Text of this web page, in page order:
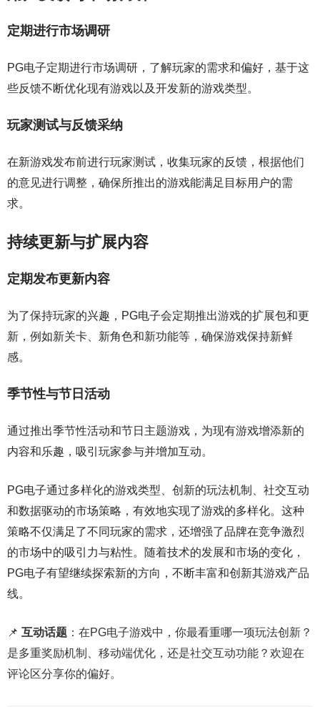
定期进行市场调研
PG电子定期进行市场调研，了解玩家的需求和偏好，基于这
些反馈不断优化现有游戏以及开发新的游戏类型。
玩家测试与反馈采纳
在新游戏发布前进行玩家测试，收集玩家的反馈，根据他们
的意见进行调整，确保所推出的游戏能满足目标用户的需
求。
持续更新与扩展内容
定期发布更新内容
为了保持玩家的兴趣，PG电子会定期推出游戏的扩展包和更
新，例如新关卡、新角色和新功能等，确保游戏保持新鲜
感。
季节性与节日活动
通过推出季节性活动和节日主题游戏，为现有游戏增添新的
内容和乐趣，吸引玩家参与并增加互动。
PG电子通过多样化的游戏类型、创新的玩法机制、社交互动
和数据驱动的市场策略，有效地实现了游戏的多样化。这种
策略不仅满足了不同玩家的需求，还增强了品牌在竞争激烈
的市场中的吸引力与粘性。随着技术的发展和市场的变化，
PG电子有望继续探索新的方向，不断丰富和创新其游戏产品
线。
📌 互动话题 ：在PG电子游戏中，你最看重哪一项玩法创新？
是多重奖励机制、移动端优化，还是社交互动功能？欢迎在
评论区分享你的偏好。